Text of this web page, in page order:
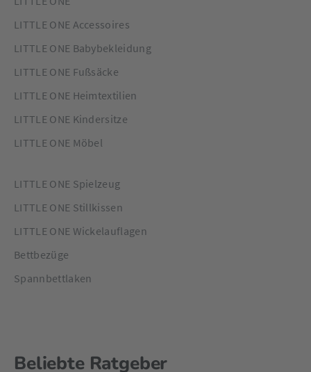
LITTLE ONE Accessoires
LITTLE ONE Babybekleidung
LITTLE ONE Fußsäcke
LITTLE ONE Heimtextilien
LITTLE ONE Kindersitze
LITTLE ONE Möbel
LITTLE ONE Spielzeug
LITTLE ONE Stillkissen
LITTLE ONE Wickelauflagen
Bettbezüge
Spannbettlaken
Beliebte Ratgeber